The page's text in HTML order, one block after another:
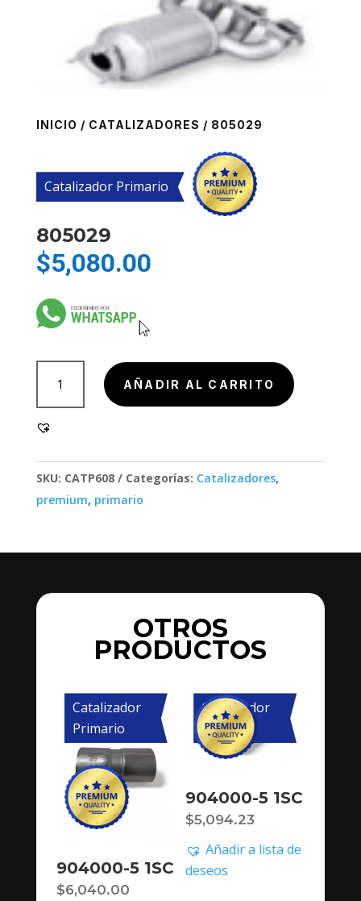
INICIO / CATALIZADORES / 805029
Catalizador Primario
805029
$5,080.00
cantidad
AÑADIR AL CARRITO
SKU: CATP608 Categorías: Catalizadores,
premium, primario
OTROS
PRODUCTOS
Catalizador
Primario
904000-5 1SC
$6,040.00
Catalizador
Primario
904000-5 1SC
$5,094.23
Añadir a lista de
deseos